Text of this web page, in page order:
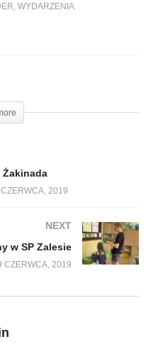
WYDARZENIA
Żakinada
2019
NEXT
w SP Zalesie
CZERWCA, 2019